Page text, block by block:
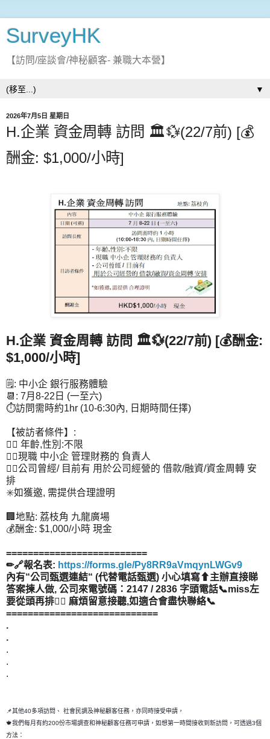
SurveyHK
【訪問/座談會/神秘顧客- 兼職大本營】
▼
2026年7月5日 星期日
H.企業 資金周轉 訪問 🏛️💱(22/7前) [💰
酬金: $1,000/小時]
H.企業 資金周轉 訪問 🏛️💱(22/7前) [💰酬金:
$1,000/小時]
🗒️: 中小企 銀行服務體驗
📆: 7月8-22日 (一至六)
⏱️訪問需時約1hr (10-6:30內, 日期時間任擇)
【被訪者條件】:
👉🏻 年齡,性別:不限
👉🏻現職 中小企 管理財務的 負責人
👉🏻公司曾經/ 目前有 用於公司經營的 借款/融資/資金周轉 安
排
✳️如獲邀, 需提供合理證明
🏢地點: 荔枝角 九龍廣場
💰酬金: $1,000/小時 現金
==========================
✏🔗報名表: https://forms.gle/Py8RR9aVmqynLWGv9
內有“公司甄選連結“ (代替電話甄選) 小心填寫⬆主辦直接睇
答案揀人做, 公司來電號碼：2147 / 2836 字頭電話📞miss左
要從頭再排👂🏻 麻煩留意接聽,如適合會盡快聯絡📞
============================
.
.
.
.
.
📌其他40多項訪問、 社會民調及神秘顧客任務，亦同時接受申請，
🍁我們每月有約200份市場調查和神秘顧客任務可申請，如想第一時間接收到新訪問，可透過3個
方法：